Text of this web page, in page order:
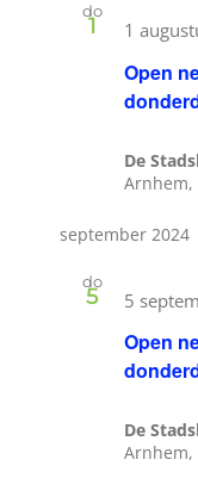
do
1
Open
1
De
september 2024
do
5
Open
5
De